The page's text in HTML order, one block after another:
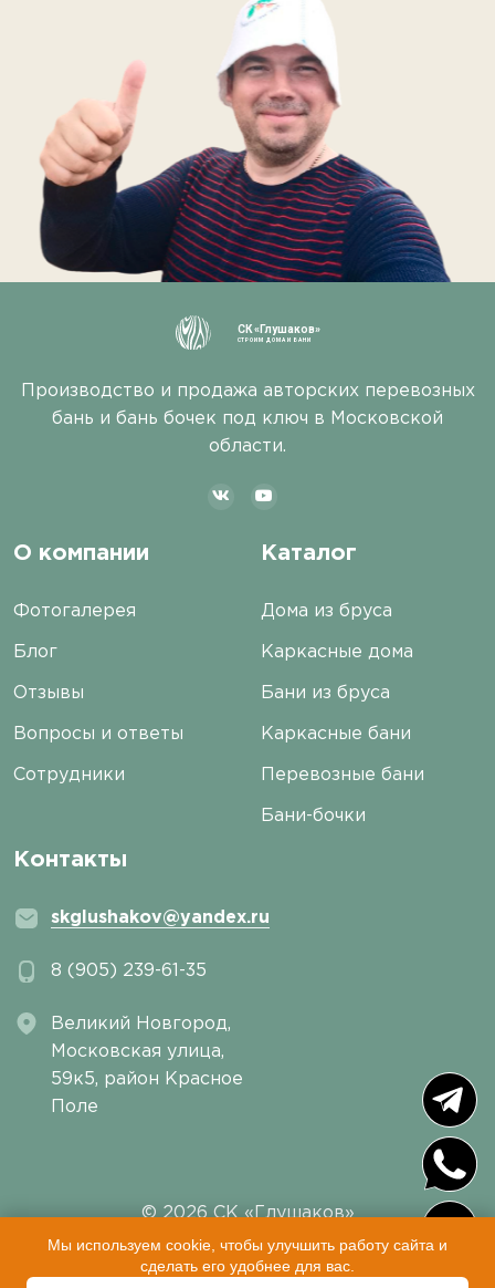
СК «Глушаков»
СТРОИМ ДОМА И БАНИ
Производство и продажа авторских перевозных
бань и бань бочек под ключ в Московской
области.
О компании
Фотогалерея
Блог
Отзывы
Вопросы и ответы
Сотрудники
Каталог
Дома из бруса
Каркасные дома
Бани из бруса
Каркасные бани
Перевозные бани
Бани-бочки
Контакты
skglushakov@yandex.ru
8 (905) 239-61-35
Великий Новгород,
Московская улица,
59к5, район Красное
Поле
© 2026 СК «Глушаков»
Пользовательское соглашение |Политика
конфиденциальности|Sitemap
Мы используем cookie, чтобы улучшить работу сайта и
сделать его удобнее для вас.